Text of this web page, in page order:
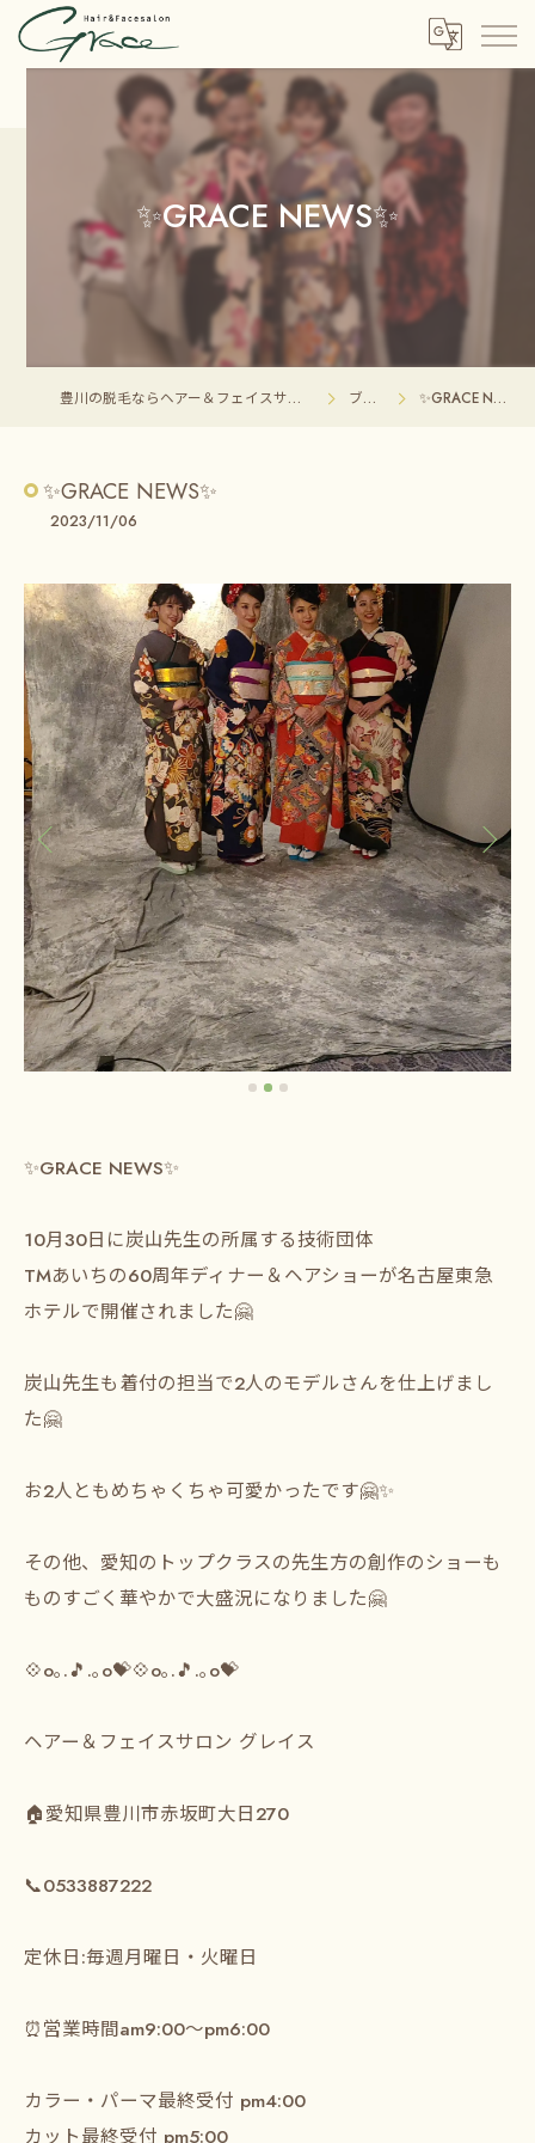
✨GRACE NEWS✨
豊川の脱毛ならヘアー＆フェイスサロン グレイス ブログ ✨GRACE NEWS✨
✨GRACE NEWS✨
2023/11/06
✨GRACE NEWS✨
10月30日に炭山先生の所属する技術団体
TMあいちの60周年ディナー＆ヘアショーが名古屋東急
ホテルで開催されました🤗
炭山先生も着付の担当で2人のモデルさんを仕上げまし
た🤗
お2人ともめちゃくちゃ可愛かったです🤗✨
その他、愛知のトップクラスの先生方の創作のショーも
ものすごく華やかで大盛況になりました🤗
⁡💠o｡.🎵.｡o💝💠o｡.🎵.｡o💝⁡
⁡ヘアー＆フェイスサロン グレイス⁡⁡
⁡🏠愛知県豊川市赤坂町大日270⁡
⁡📞0533887222⁡
⁡定休日:毎週月曜日・火曜日⁡
⁡⏰営業時間am9:00～pm6:00⁡
⁡カラー・パーマ最終受付 pm4:00⁡
カット最終受付 pm5:00⁡